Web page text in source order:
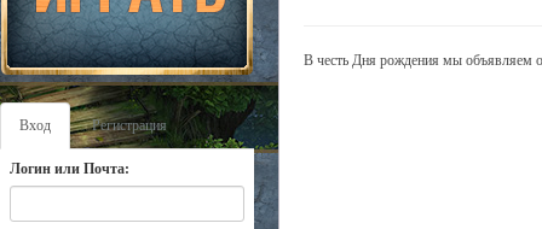
Вход Регистрация
Логин или Почта:
В честь Дня рождения мы объявляем